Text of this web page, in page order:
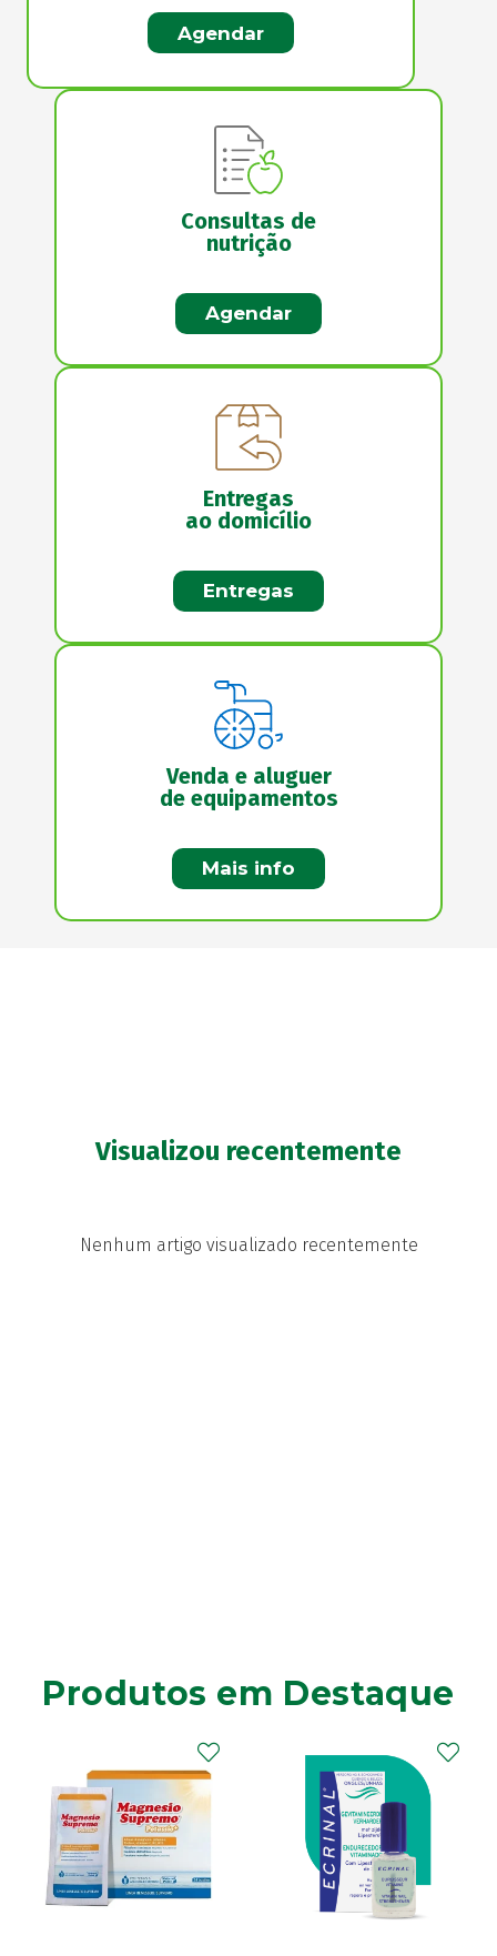
Agendar
Consultas de
nutrição
Agendar
Entregas
ao domicílio
Entregas
Venda e aluguer
de equipamentos
Mais info
Visualizou recentemente
Nenhum artigo visualizado recentemente
Produtos em Destaque